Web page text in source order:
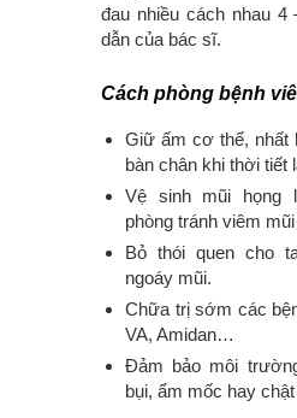
đau nhiều cách nhau
dẫn của bác sĩ.
Cách phòng bệnh
Giữ ấm cơ thể, nhất
bàn chân khi thời tiết
Vệ sinh mũi họng
phòng tránh viêm
Bỏ thói quen cho
ngoáy mũi.
Chữa trị sớm các
VA, Amidan…
Đảm bảo môi
bụi, ẩm mốc hay